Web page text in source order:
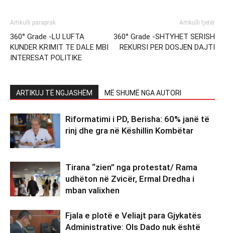
Artikulli paraprak
360° Grade -LU LUFTA
KUNDER KRIMIT TE DALE MBI
INTERESAT POLITIKE
Artikulli tjetër
360° Grade -SHTYHET SERISH
REKURSI PER DOSJEN DAJTI
ARTIKUJ TË NGJASHËM MË SHUMË NGA AUTORI
Riformatimi i PD, Berisha: 60% janë të
rinj dhe gra në Këshillin Kombëtar
Tirana “zien” nga protestat/ Rama
udhëton në Zvicër, Ermal Dredha i
mban valixhen
Fjala e plotë e Veliajt para Gjykatës
Administrative: Ols Dado nuk është